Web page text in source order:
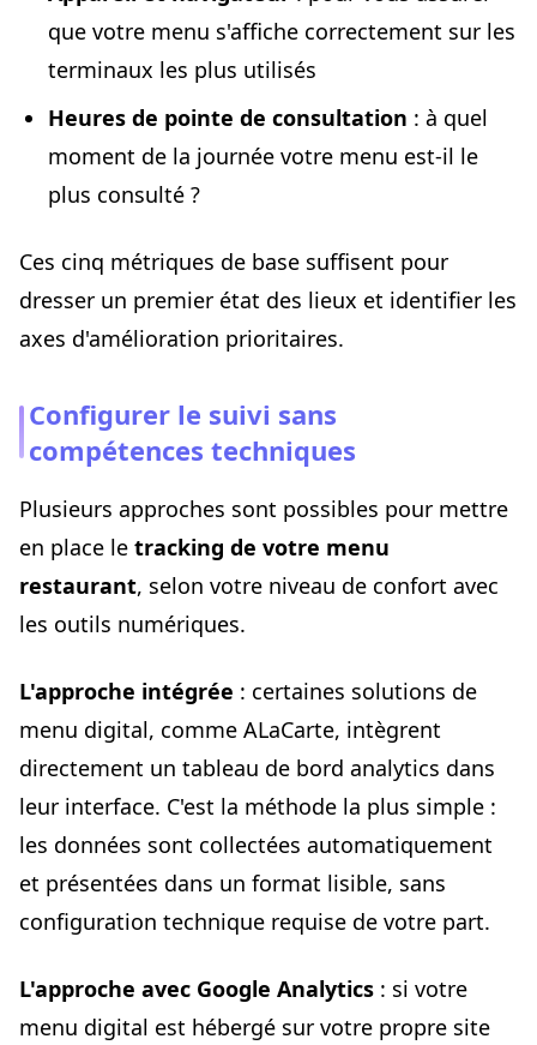
que votre menu s'affiche correctement sur les
terminaux les plus utilisés
Heures de pointe de consultation : à quel
moment de la journée votre menu est-il le
plus consulté ?
Ces cinq métriques de base suffisent pour
dresser un premier état des lieux et identifier les
axes d'amélioration prioritaires.
Configurer le suivi sans
compétences techniques
Plusieurs approches sont possibles pour mettre
en place le tracking de votre menu
restaurant, selon votre niveau de confort avec
les outils numériques.
L'approche intégrée : certaines solutions de
menu digital, comme ALaCarte, intègrent
directement un tableau de bord analytics dans
leur interface. C'est la méthode la plus simple :
les données sont collectées automatiquement
et présentées dans un format lisible, sans
configuration technique requise de votre part.
L'approche avec Google Analytics : si votre
menu digital est hébergé sur votre propre site